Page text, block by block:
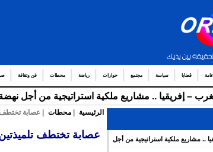
عامة قضايا سياسة مجتمع حوارات رياضة محطات فن وثقافة
– إفريقيا .. مشاريع ملكية استراتيجية من أجل نهضة
.. مشاريع ملكية استراتيجية من أجل
الرئيسية محطات | عصابة
عصابة تختطف